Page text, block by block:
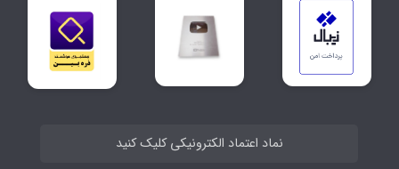
نماد اعتماد الکترونیکی کلیک کنید